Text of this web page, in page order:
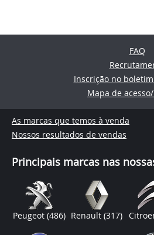
FAQ
Inscrição no
Mapa de
As marcas que temos à venda
Nossos resultados de vendas
Principais marcas nas
Peugeot (486) Renault (317)